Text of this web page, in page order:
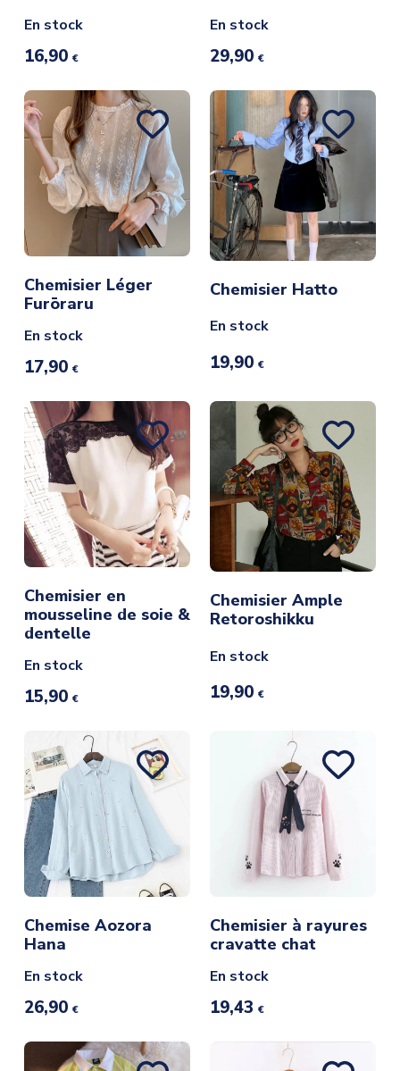
En stock
16,90 €
En stock
29,90 €
Chemisier Léger
Furōraru
En stock
17,90 €
Chemisier Hatto
En stock
19,90 €
Chemisier en
mousseline de soie &
dentelle
En stock
15,90 €
Chemisier Ample
Retoroshikku
En stock
19,90 €
Chemise Aozora
Hana
En stock
26,90 €
Chemisier à rayures
cravatte chat
En stock
19,43 €